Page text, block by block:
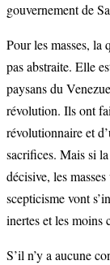
gouvernement de
Pour les masses, la
pas abstraite. Elle
paysans du
révolution. Ils ont
révolutionnaire et
sacrifices. Mais si
décisive, les
scepticisme vont
inertes et les moins
S’il n’y a aucune